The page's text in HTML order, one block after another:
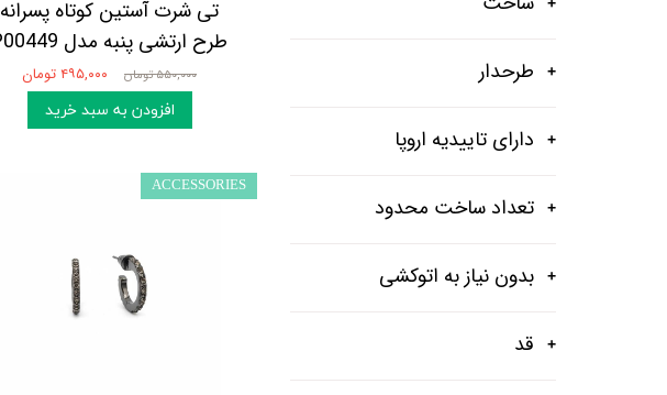
اکسسوری
کفش زنانه
طرحدار
دارای تاییدیه اروپا
تعداد ساخت محدود
بدون نیاز به اتوکشی
قد
تی شرت آستین کوتاه پسرانه
طرح ارتشی پنبه مدل P00449
۵۵۰,۰۰۰ تومان ۴۹۵,۰۰۰ تومان
افزودن به سبد خرید
ACCESSORIES